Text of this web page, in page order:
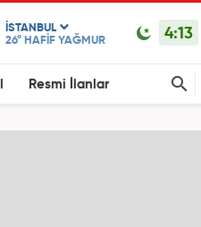
ISTANBUL
26° HAFİF YAĞMUR 4:13
Resmi İlanlar